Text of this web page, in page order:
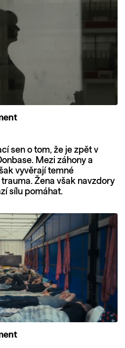
sen o tom, že je zpět v
Mezi záhony a
vyvěrají temné
Žena však navzdory
sílu pomáhat.